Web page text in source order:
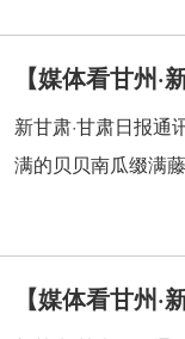
【媒体看甘州
新甘肃·甘肃日报
满的贝贝南瓜缀满
【媒体看甘州